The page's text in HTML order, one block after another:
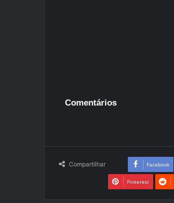
Comentários
Compartilhar Facebook
Pinterest